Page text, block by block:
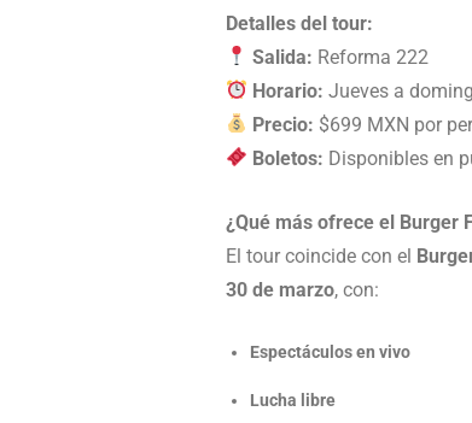
Detalles del tour:
Salida: Reforma 222
Horario: Jueves a
Precio: $699 MXN por
Boletos: Disponibles en
¿Qué más ofrece el Burger
El tour coincide con el
30 de marzo, con:
Espectáculos en vivo
Lucha libre